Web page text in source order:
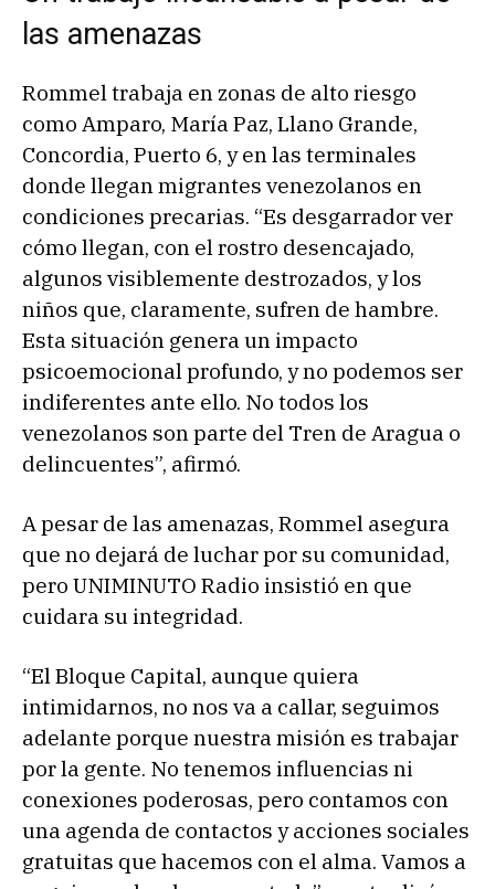
las amenazas
Rommel trabaja en zonas de alto riesgo
como Amparo, María Paz, Llano Grande,
Concordia, Puerto 6, y en las terminales
donde llegan migrantes venezolanos en
condiciones precarias. “Es desgarrador ver
cómo llegan, con el rostro desencajado,
algunos visiblemente destrozados, y los
niños que, claramente, sufren de hambre.
Esta situación genera un impacto
psicoemocional profundo, y no podemos ser
indiferentes ante ello. No todos los
venezolanos son parte del Tren de Aragua o
delincuentes”, afirmó.
A pesar de las amenazas, Rommel asegura
que no dejará de luchar por su comunidad,
pero UNIMINUTO Radio insistió en que
cuidara su integridad.
“El Bloque Capital, aunque quiera
intimidarnos, no nos va a callar, seguimos
adelante porque nuestra misión es trabajar
por la gente. No tenemos influencias ni
conexiones poderosas, pero contamos con
una agenda de contactos y acciones sociales
gratuitas que hacemos con el alma. Vamos a